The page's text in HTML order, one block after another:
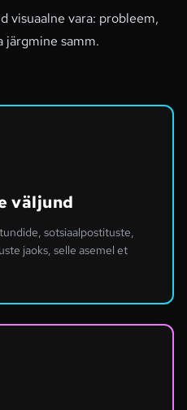
visuaalne vara: probleem,
järgmine samm.
väljund
sotsiaalpostituste,
jaoks, selle asemel et